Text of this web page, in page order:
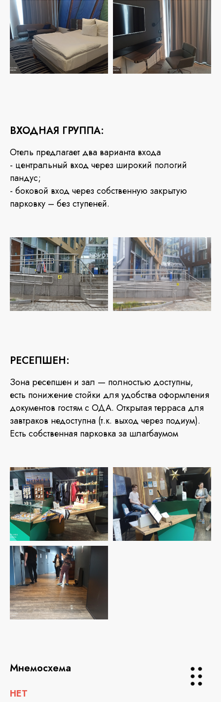
ВХОДНАЯ ГРУППА:
Отель предлагает два варианта входа
- центральный вход через широкий пологий
пандус;
- боковой вход через собственную закрытую
парковку – без ступеней.
РЕСЕПШЕН:
Зона ресепшен и зал — полностью доступны,
есть понижение стойки для удобства оформления
документов гостям с ОДА. Открытая терраса для
завтраков недоступна (т.к. выход через подиум).
Есть собственная парковка за шлагбаумом
Мнемосхема
НЕТ